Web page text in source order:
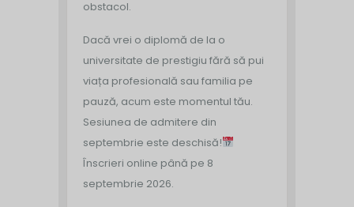
obstacol.
Dacă vrei o diplomă de la o
universitate de prestigiu fără să pui
viața profesională sau familia pe
pauză, acum este momentul tău.
Sesiunea de admitere din
septembrie este deschisă!
Înscrieri online până pe 8
septembrie 2026.